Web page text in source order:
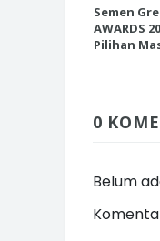
Semen
AWARDS
Pilihan
0
Belum